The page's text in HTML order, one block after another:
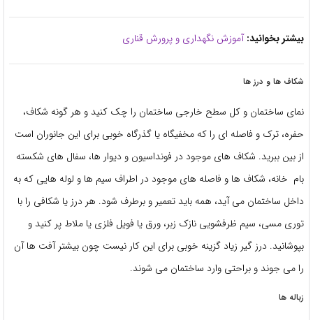
بیشتر بخوانید:آموزش نگهداری و پرورش قناری
شکاف ها و درز ها
نمای ساختمان و کل سطح خارجی ساختمان را چک کنید و هر گونه شکاف،
حفره، ترک و فاصله ای را که مخفیگاه یا گذرگاه خوبی برای این جانوران است
از بین ببرید. شکاف های موجود در فونداسیون و دیوار ها، سفال های شکسته
بام خانه، شکاف ها و فاصله های موجود در اطراف سیم ها و لوله هایی که به
داخل ساختمان می آید، همه باید تعمیر و برطرف شود. هر درز یا شکافی را با
توری مسی، سیم ظرفشویی نازک زبر، ورق یا فویل فلزی یا ملاط پر کنید و
بپوشانید. درز گیر زیاد گزینه خوبی برای این کار نیست چون بیشتر آفت ها آن
را می جوند و براحتی وارد ساختمان می شوند.
زباله ها